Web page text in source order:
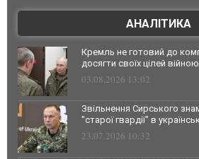
АНАЛІТИКА
Кремль не готовий до
досягти своїх цілей
03.08.2026 13:02
Звільнення Сирського
"старої гвардії" в
23.07.2026 10:32